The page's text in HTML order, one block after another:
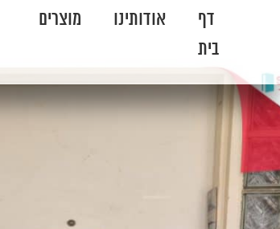
דף
בית
אודותינו מוצרים